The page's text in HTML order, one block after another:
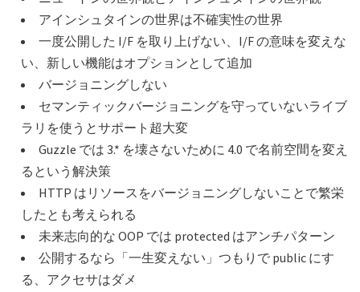
アインシュタインの世界は不確実性の世界
一度公開した I/F を取り上げない、I/F の意味を変えな
い、新しい機能はオプションとして追加
バージョニングしない
セマンティックバージョニングを守っていないライブ
ラリを使うとサポート超大変
Guzzle では 3.* を壊さないために 4.0 で名前空間を変え
るという解決策
HTTP はリソースをバージョニングしないことで繁栄
したとも考えられる
未来志向的な OOP では protected はアンチパターン
公開するなら「一生変えない」つもりで public にす
る、アクセサはダメ